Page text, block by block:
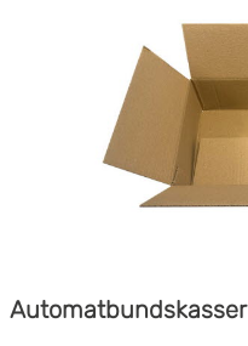
Automatbundskasser